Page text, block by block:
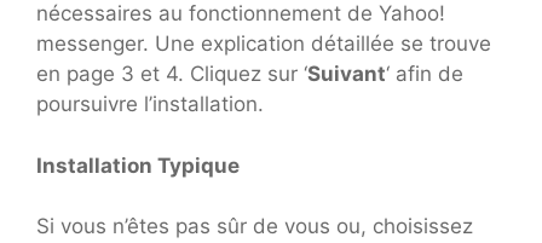
nécessaires au fonctionnement de Yahoo!
messenger. Une explication détaillée se trouve
en page 3 et 4. Cliquez sur ‘Suivant‘ afin de
poursuivre l’installation.
Installation Typique
Si vous n’êtes pas sûr de vous ou, choisissez